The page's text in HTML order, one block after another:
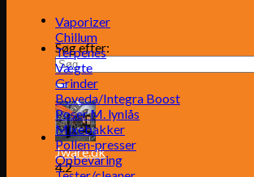
Søg efter:
Jware.dk
4.2
Vaporizer
Chillum
Terpenes
Vægte
Grinder
Boveda/Integra Boost
Poser M. lynlås
Mixebakker
Pollen-presser
Opbevaring